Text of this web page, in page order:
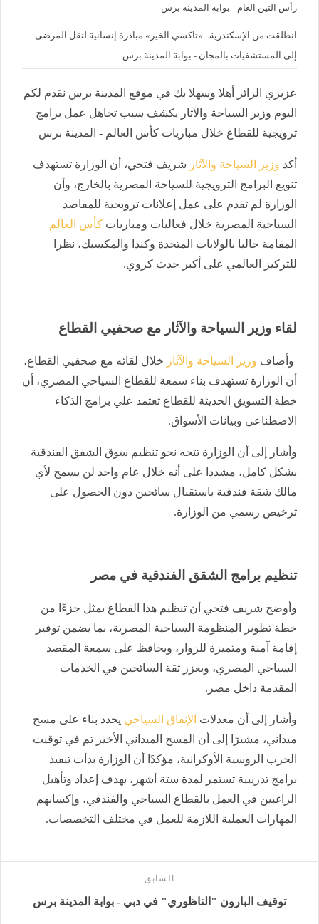
رأس التين العام - بوابة المدينة برس
انطلقت من الإسكندرية.. «تاكسي الخير» مبادرة إنسانية لنقل المرضى
إلى المستشفيات بالمجان - بوابة المدينة برس
عزيزي الزائر أهلا وسهلا بك في موقع المدينة برس نقدم لكم
اليوم وزير السياحة والآثار يكشف سبب تجاهل عمل برامج
ترويجية للقطاع خلال مباريات كأس العالم - المدينة برس
أكد وزير السياحة والآثار شريف فتحي، أن الوزارة تستهدف
تنويع البرامج الترويجية للسياحة المصرية بالخارج، وأن
الوزارة لم تقدم على عمل إعلانات ترويجية للمقاصد
السياحية المصرية خلال فعاليات ومباريات كأس العالم
المقامة حاليا بالولايات المتحدة وكندا والمكسيك، نظرا
للتركيز العالمي على أكبر حدث كروي.
لقاء وزير السياحة والآثار مع صحفيي القطاع
وأضاف وزير السياحة والآثار خلال لقائه مع صحفيي القطاع،
أن الوزارة تستهدف بناء سمعة للقطاع السياحي المصري، أن
خطة التسويق الحديثة للقطاع تعتمد علي برامج الذكاء
الاصطناعي وبيانات الأسواق.
وأشار إلى أن الوزارة تتجه نحو تنظيم سوق الشقق الفندقية
بشكل كامل، مشددا على أنه خلال عام واحد لن يسمح لأي
مالك شقة فندقية باستقبال سائحين دون الحصول على
ترخيص رسمي من الوزارة.
تنظيم برامج الشقق الفندقية في مصر
وأوضح شريف فتحي أن تنظيم هذا القطاع يمثل جزءًا من
خطة تطوير المنظومة السياحية المصرية، بما يضمن توفير
إقامة آمنة ومتميزة للزوار، ويحافظ على سمعة المقصد
السياحي المصري، ويعزز ثقة السائحين في الخدمات
المقدمة داخل مصر.
وأشار إلى أن معدلات الإنفاق السياحي يحدد بناء على مسح
ميداني، مشيرًا إلى أن المسح الميداني الأخير تم في توقيت
الحرب الروسية الأوكرانية، مؤكدًا أن الوزارة بدأت تنفيذ
برامج تدريبية تستمر لمدة ستة أشهر، بهدف إعداد وتأهيل
الراغبين في العمل بالقطاع السياحي والفندقي، وإكسابهم
المهارات العملية اللازمة للعمل في مختلف التخصصات.
السابق
توقيف البارون "الناظوري" في دبي - بوابة المدينة برس